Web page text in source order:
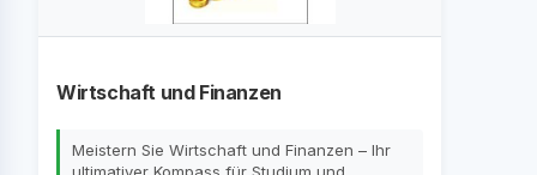
Wirtschaft und Finanzen
Meistern Sie Wirtschaft und Finanzen – Ihr